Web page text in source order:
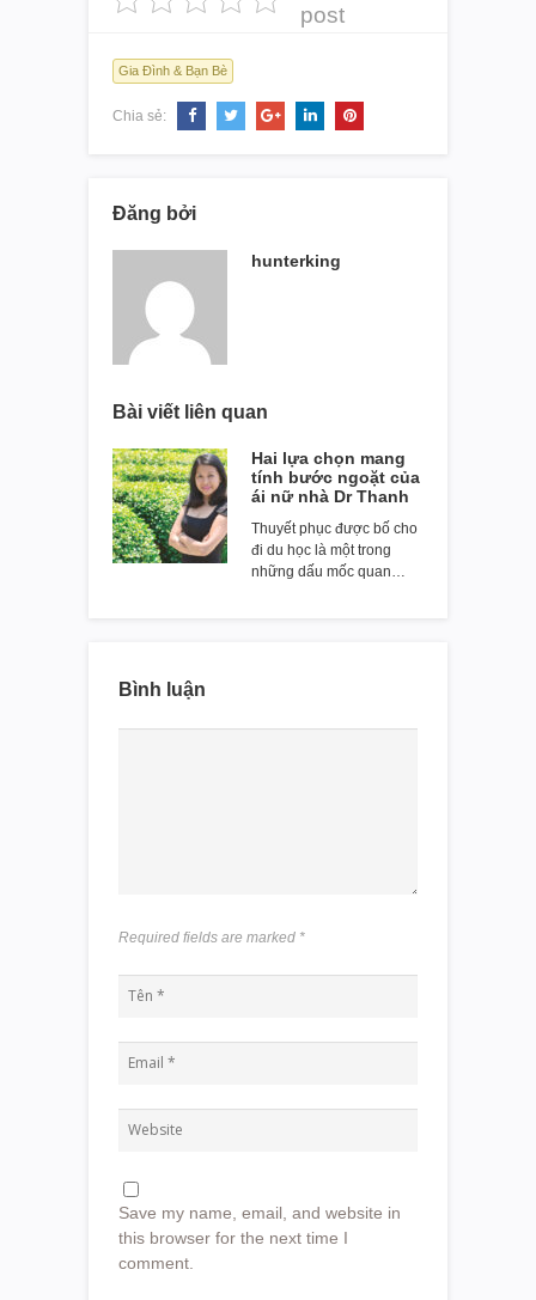
post
Gia Đình & Bạn Bè
Chia sẻ:
Đăng bởi
hunterking
Bài viết liên quan
Hai lựa chọn mang
tính bước ngoặt của
ái nữ nhà Dr Thanh
Thuyết phục được bố cho
đi du học là một trong
những dấu mốc quan…
Bình luận
Required fields are marked *
Save my name, email, and website in
this browser for the next time I
comment.